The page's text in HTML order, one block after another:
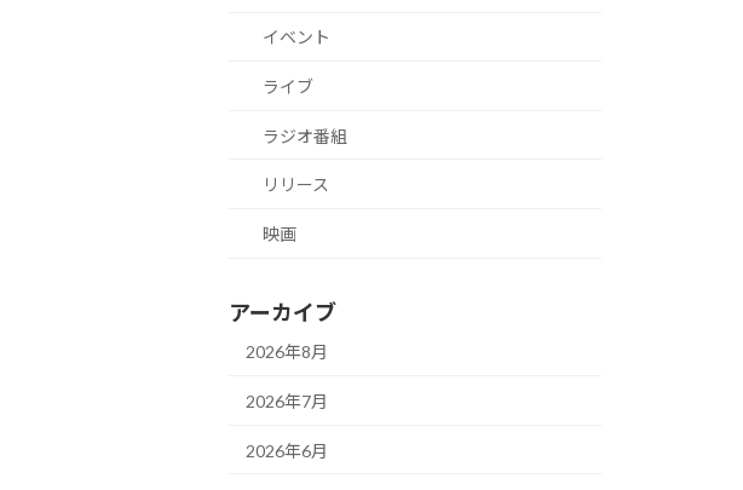
イベント
ライブ
ラジオ番組
リリース
映画
アーカイブ
2026年8月
2026年7月
2026年6月